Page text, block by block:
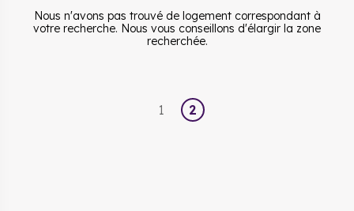
Nous n'avons pas trouvé de logement correspondant à
votre recherche. Nous vous conseillons d'élargir la zone
recherchée.
1 2